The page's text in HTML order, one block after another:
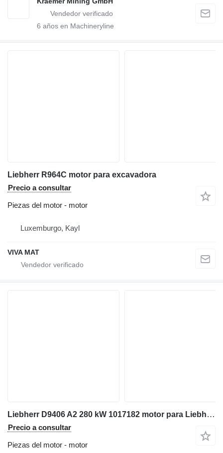
6 años en Machineryline
Liebherr R964C motor para excavadora
Precio a consultar
Piezas del motor - motor
Luxemburgo, Kayl
VIVA MAT
Liebherr D9406 A2 280 kW 1017182 motor para Liebherr R964B / R964B-HD / R964B excavadora
Precio a consultar
Piezas del motor - motor